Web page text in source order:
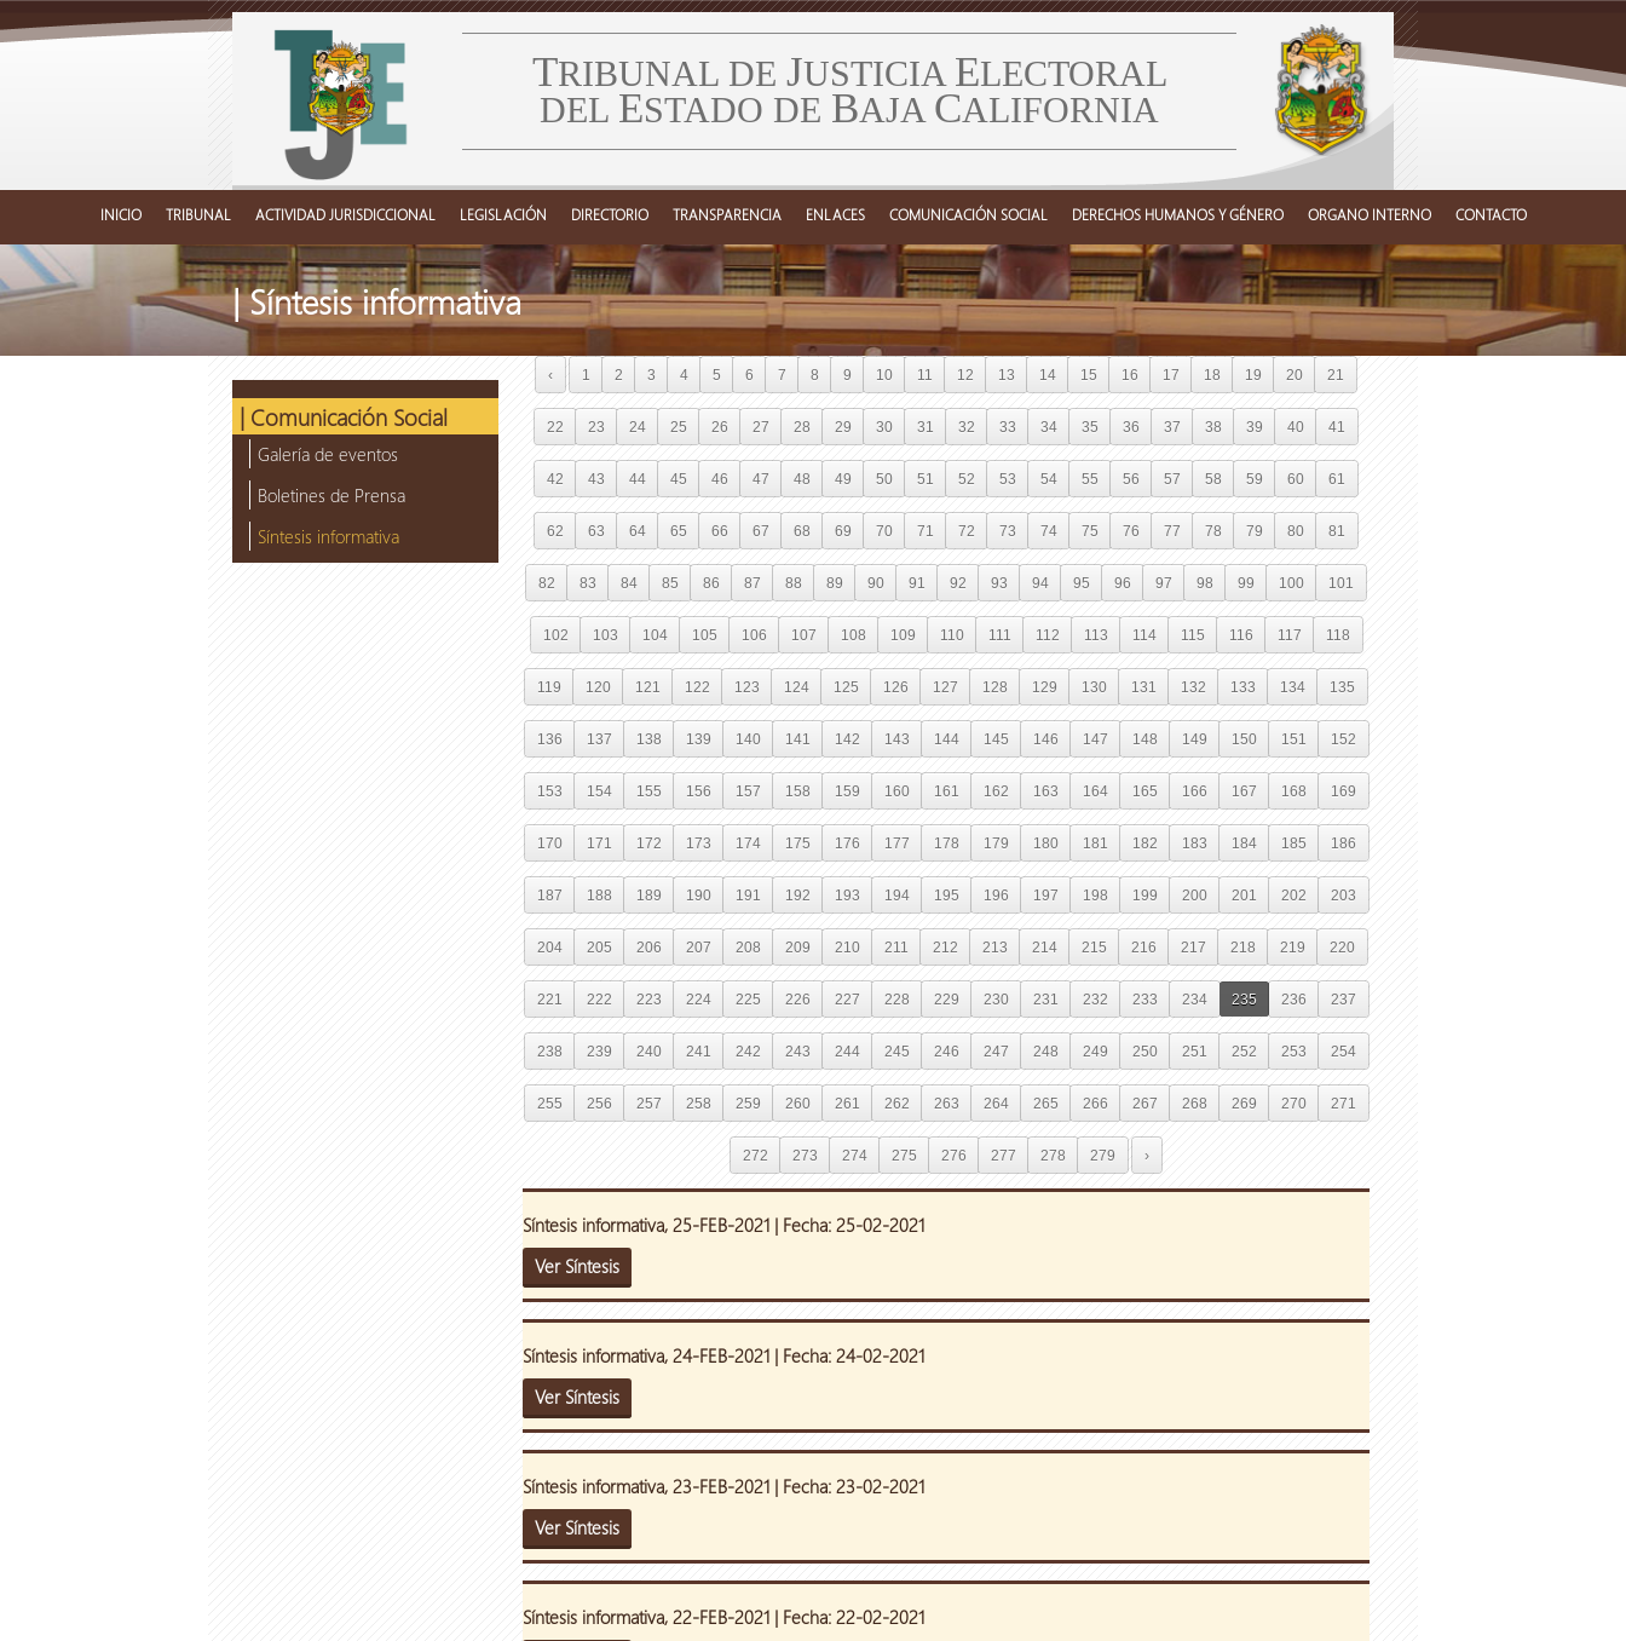
TRIBUNAL DE JUSTICIA ELECTORAL
DEL ESTADO DE BAJA CALIFORNIA
INICIO TRIBUNAL ACTIVIDAD JURISDICCIONAL LEGISLACIÓN DIRECTORIO TRANSPARENCIA ENLACES COMUNICACIÓN SOCIAL DERECHOS HUMANOS Y GÉNERO ORGANO INTERNO CONTACTO
| Síntesis informativa
| Comunicación Social
Galería de eventos
Boletines de Prensa
Síntesis informativa
‹ 1 2 3 4 5 6 7 8 9 10 11 12 13 14 15 16 17 18 19 20 21
22 23 24 25 26 27 28 29 30 31 32 33 34 35 36 37 38 39 40 41
42 43 44 45 46 47 48 49 50 51 52 53 54 55 56 57 58 59 60 61
62 63 64 65 66 67 68 69 70 71 72 73 74 75 76 77 78 79 80 81
82 83 84 85 86 87 88 89 90 91 92 93 94 95 96 97 98 99 100 101
102 103 104 105 106 107 108 109 110 111 112 113 114 115 116 117 118
119 120 121 122 123 124 125 126 127 128 129 130 131 132 133 134 135
136 137 138 139 140 141 142 143 144 145 146 147 148 149 150 151 152
153 154 155 156 157 158 159 160 161 162 163 164 165 166 167 168 169
170 171 172 173 174 175 176 177 178 179 180 181 182 183 184 185 186
187 188 189 190 191 192 193 194 195 196 197 198 199 200 201 202 203
204 205 206 207 208 209 210 211 212 213 214 215 216 217 218 219 220
221 222 223 224 225 226 227 228 229 230 231 232 233 234 235 236 237
238 239 240 241 242 243 244 245 246 247 248 249 250 251 252 253 254
255 256 257 258 259 260 261 262 263 264 265 266 267 268 269 270 271
272 273 274 275 276 277 278 279 ›
Síntesis informativa, 25-FEB-2021 | Fecha: 25-02-2021
Ver Síntesis
Síntesis informativa, 24-FEB-2021 | Fecha: 24-02-2021
Ver Síntesis
Síntesis informativa, 23-FEB-2021 | Fecha: 23-02-2021
Ver Síntesis
Síntesis informativa, 22-FEB-2021 | Fecha: 22-02-2021